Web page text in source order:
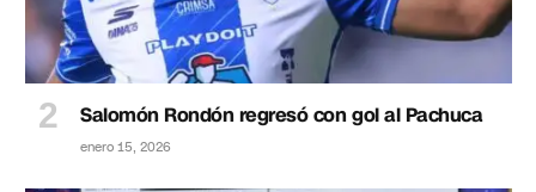
Salomón Rondón regresó con gol al Pachuca
enero 15, 2026